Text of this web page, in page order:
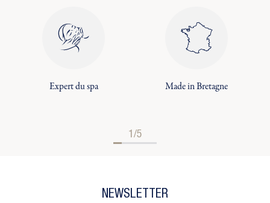
Expert du spa Made in Bretagne
1/5
NEWSLETTER